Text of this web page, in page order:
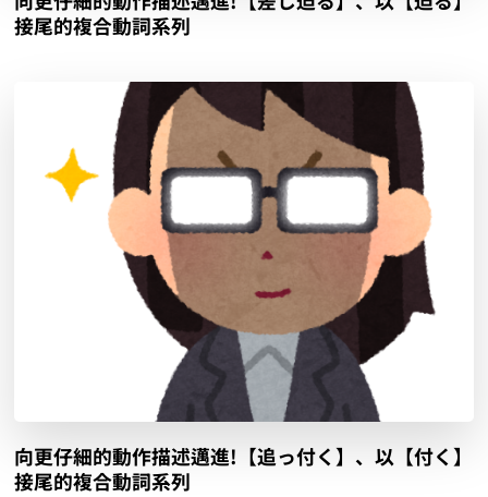
接尾的複合動詞系列
向更仔細的動作描述邁進!【追っ付く】、以【付く】
接尾的複合動詞系列